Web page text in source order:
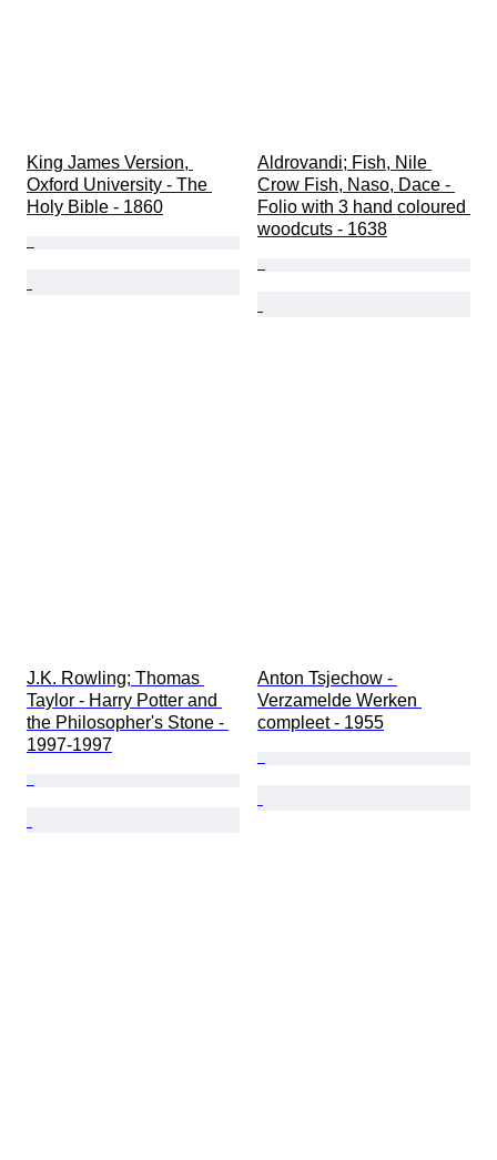
King James Version,
Oxford University - The
Holy Bible - 1860
Aldrovandi; Fish, Nile
Crow Fish, Naso, Dace -
Folio with 3 hand coloured
woodcuts - 1638
J.K. Rowling; Thomas
Taylor - Harry Potter and
the Philosopher's Stone -
1997-1997
Anton Tsjechow -
Verzamelde Werken
compleet - 1955